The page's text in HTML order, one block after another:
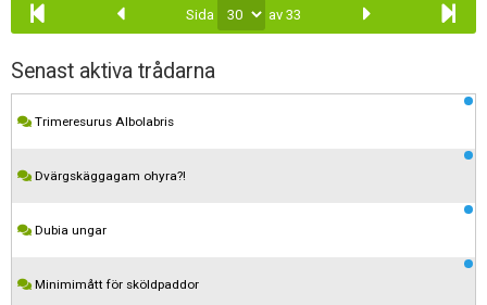
Sida av 33
Senast aktiva trådarna
Trimeresurus Albolabris
Dvärgskäggagam ohyra?!
Dubia ungar
Minimimått för sköldpaddor